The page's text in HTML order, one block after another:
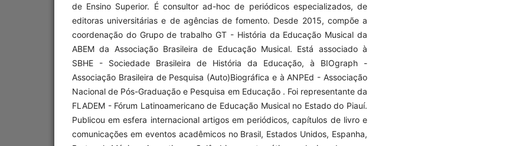
de Ensino Superior. É consultor ad-hoc de periódicos especializados, de
editoras universitárias e de agências de fomento. Desde 2015, compõe a
coordenação do Grupo de trabalho GT - História da Educação Musical da
ABEM da Associação Brasileira de Educação Musical. Está associado à
SBHE - Sociedade Brasileira de História da Educação, à BIOgraph -
Associação Brasileira de Pesquisa (Auto)Biográfica e à ANPEd - Associação
Nacional de Pós-Graduação e Pesquisa em Educação . Foi representante da
FLADEM - Fórum Latinoamericano de Educação Musical no Estado do Piauí.
Publicou em esfera internacional artigos em periódicos, capítulos de livro e
comunicações em eventos acadêmicos no Brasil, Estados Unidos, Espanha,